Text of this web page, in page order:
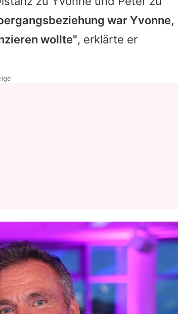
war Yvonne,
wollte", erklärte er